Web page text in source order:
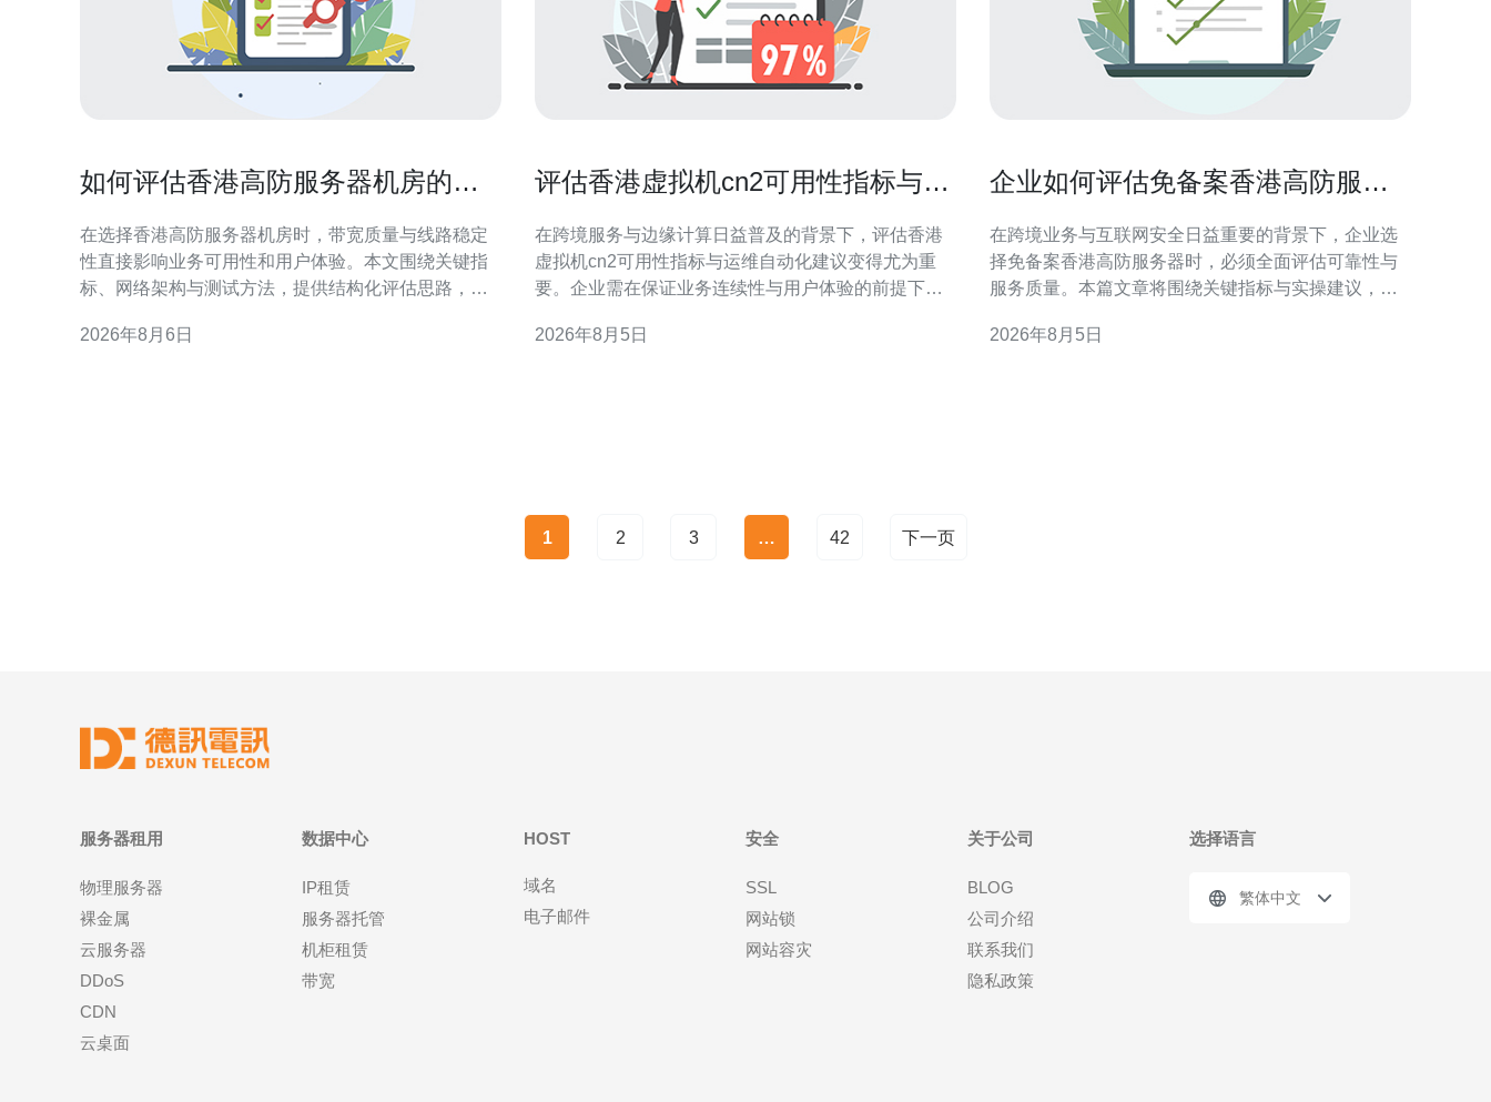
如何评估香港高防服务器机房的带
在选择香港高防服务器机房时，带宽质量与线路稳定
性直接影响业务可用性和用户体验。本文围绕关键指
标、网络架构与测试方法，提供结构化评估思路，帮
能力 带宽容量不仅看标称值，更要关注可用带宽在突
2026年8月6日
评估香港虚拟机cn2可用性指标与运
在跨境服务与边缘计算日益普及的背景下，评估香港
虚拟机cn2可用性指标与运维自动化建议变得尤为重
要。企业需在保证业务连续性与用户体验的前提下，
与人为误差。本文将从指标定义、采集方法到自动化
2026年8月5日
企业如何评估免备案香港高防服务
在跨境业务与互联网安全日益重要的背景下，企业选
择免备案香港高防服务器时，必须全面评估可靠性与
服务质量。本篇文章将围绕关键指标与实操建议，为
合规风险间取得平衡。 为什么选择免备案香港高防服
2026年8月5日
1 2 3 … 42 下一页
服务器租用
物理服务器
裸金属
云服务器
DDoS
CDN
云桌面
数据中心
IP租赁
服务器托管
机柜租赁
带宽
HOST
域名
电子邮件
安全
SSL
网站锁
网站容灾
关于公司
BLOG
公司介绍
联系我们
隐私政策
选择语言
繁体中文